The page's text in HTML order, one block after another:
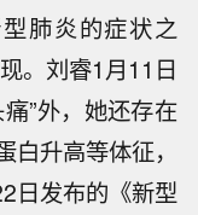
肺炎的症状之
。刘睿1月11日
”外，她还存在
升高等体征，
日发布的《新型